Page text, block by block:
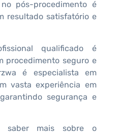
pós-procedimento é
resultado satisfatório e
qualificado é
procedimento seguro e
é especialista em
vasta experiência em
segurança e
saber mais sobre o